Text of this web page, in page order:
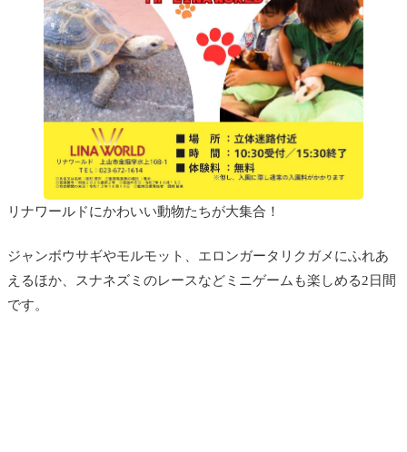
リナワールドにかわいい動物たちが大集合！
ジャンボウサギやモルモット、エロンガータリクガメにふれあ
えるほか、スナネズミのレースなどミニゲームも楽しめる2日間
です。